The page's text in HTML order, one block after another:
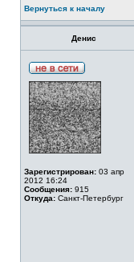
Вернуться к началу
Денис
Зарегистрирован: 03 апр
2012 16:24
Сообщения: 915
Откуда: Санкт-Петербург